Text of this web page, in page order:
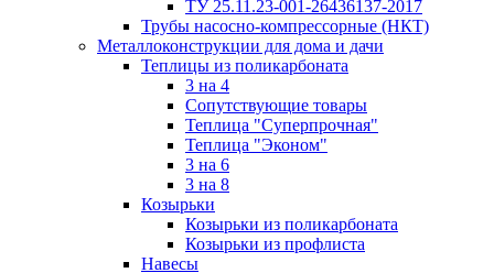
ТУ 25.11.23-001-26436137-2017
Трубы насосно-компрессорные (НКТ)
Металлоконструкции для дома и дачи
Теплицы из поликарбоната
3 на 4
Сопутствующие товары
Теплица "Суперпрочная"
Теплица "Эконом"
3 на 6
3 на 8
Козырьки
Козырьки из поликарбоната
Козырьки из профлиста
Навесы